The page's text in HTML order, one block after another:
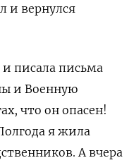
и вернулся
и писала письма
и Военную
что он опасен!
я жила
А вчера